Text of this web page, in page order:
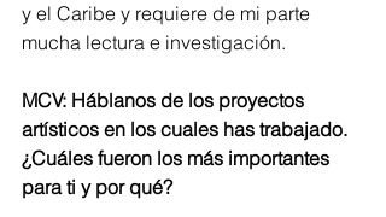
y el Caribe y requiere de mi parte
mucha lectura e investigación.
MCV: Háblanos de los proyectos
artísticos en los cuales has trabajado.
¿Cuáles fueron los más importantes
para ti y por qué?